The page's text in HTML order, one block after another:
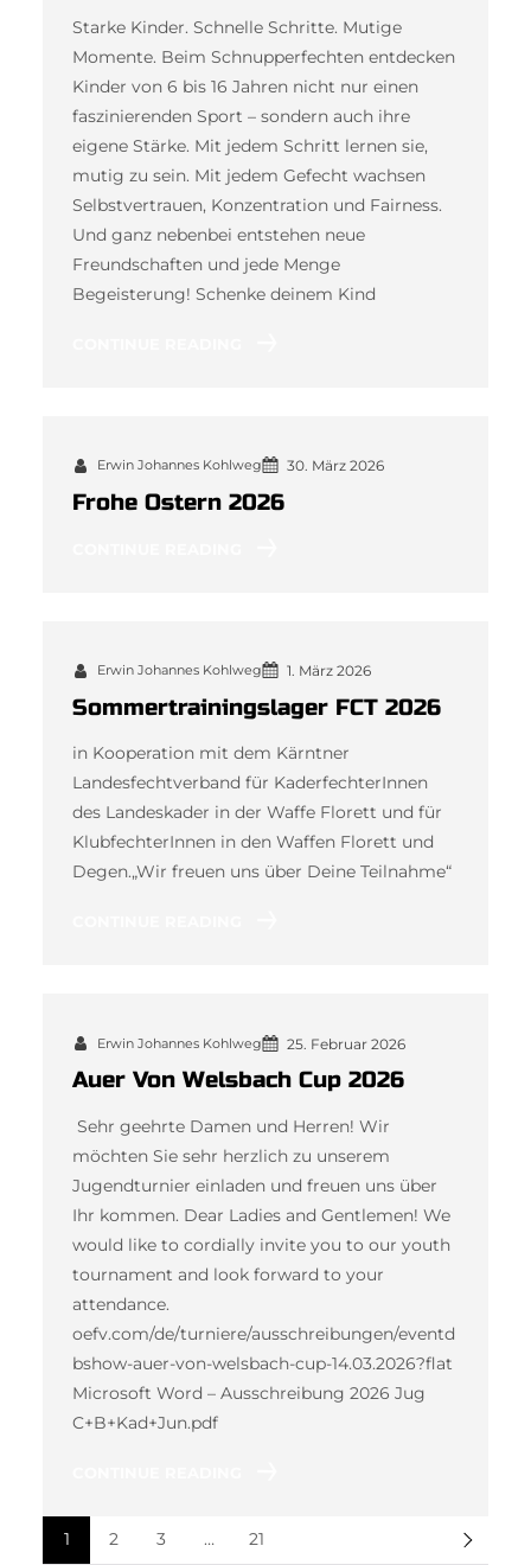
Starke Kinder. Schnelle Schritte. Mutige
Momente. Beim Schnupperfechten entdecken
Kinder von 6 bis 16 Jahren nicht nur einen
faszinierenden Sport – sondern auch ihre
eigene Stärke. Mit jedem Schritt lernen sie,
mutig zu sein. Mit jedem Gefecht wachsen
Selbstvertrauen, Konzentration und Fairness.
Und ganz nebenbei entstehen neue
Freundschaften und jede Menge
Begeisterung! Schenke deinem Kind
Erwin Johannes Kohlweg 30. März 2026
Frohe Ostern 2026
Erwin Johannes Kohlweg 1. März 2026
Sommertrainingslager FCT 2026
in Kooperation mit dem Kärntner
Landesfechtverband für KaderfechterInnen
des Landeskader in der Waffe Florett und für
KlubfechterInnen in den Waffen Florett und
Degen.„Wir freuen uns über Deine Teilnahme“
Erwin Johannes Kohlweg 25. Februar 2026
Auer Von Welsbach Cup 2026
Sehr geehrte Damen und Herren! Wir
möchten Sie sehr herzlich zu unserem
Jugendturnier einladen und freuen uns über
Ihr kommen. Dear Ladies and Gentlemen! We
would like to cordially invite you to our youth
tournament and look forward to your
attendance.
oefv.com/de/turniere/ausschreibungen/eventd
bshow-auer-von-welsbach-cup-14.03.2026?flat
Microsoft Word – Ausschreibung 2026 Jug
C+B+Kad+Jun.pdf
1 2 3 … 21